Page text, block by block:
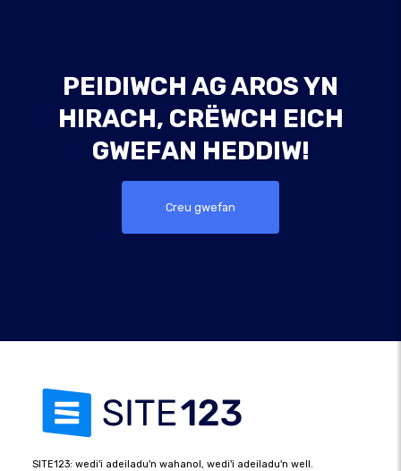
PEIDIWCH AG AROS YN
HIRACH, CRËWCH EICH
GWEFAN HEDDIW!
Creu gwefan
SITE123: wedi'i adeiladu'n wahanol, wedi'i adeiladu'n well.